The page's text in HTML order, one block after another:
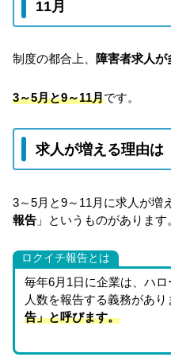
11月
制度の都合上、 障害者求人が
3～5月と9～11月です。
求人が増える理由は
3～5月と9～11月に求人が増
報告 」というものがあります
ロクイチ報告とは
毎年6月1日に企業は、ハ
人数を報告する義務があ
告」と呼びます。